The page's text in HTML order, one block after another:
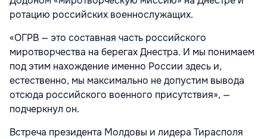
ротацию российских военнослужащих.
«ОГРВ — это составная часть российского
миротворчества на берегах Днестра. И мы понимаем
под этим нахождение именно России здесь и,
естественно, мы максимально не допустим вывода
отсюда российского военного присутствия», —
подчеркнул он.
Встреча президента Молдовы и лидера Тирасполя